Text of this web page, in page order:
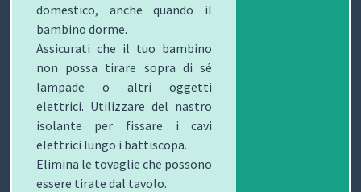
domestico, anche quando il
bambino dorme.
Assicurati che il tuo bambino
non possa tirare sopra di sé
lampade o altri oggetti
elettrici. Utilizzare del nastro
isolante per fissare i cavi
elettrici lungo i battiscopa.
Elimina le tovaglie che possono
essere tirate dal tavolo.